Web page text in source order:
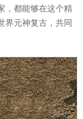
，都能够在这个精
界元神复古，共同